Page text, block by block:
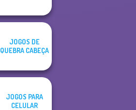
JOGOS DE
QUEBRA CABEÇA
JOGOS PARA
CELULAR